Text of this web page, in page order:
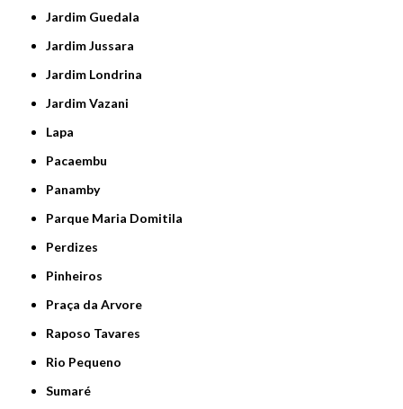
Jardim Guedala
Jardim Jussara
Jardim Londrina
Jardim Vazani
Lapa
Pacaembu
Panamby
Parque Maria Domitila
Perdizes
Pinheiros
Praça da Arvore
Raposo Tavares
Rio Pequeno
Sumaré